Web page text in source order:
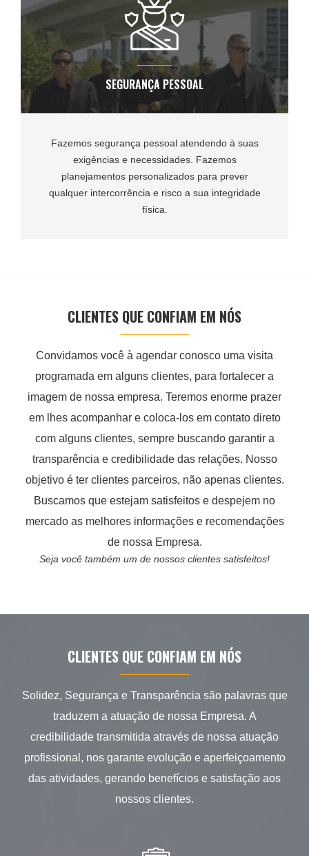
SEGURANÇA PESSOAL
Fazemos segurança pessoal atendendo à suas
exigências e necessidades. Fazemos
planejamentos personalizados para prever
qualquer intercorrência e risco a sua integridade
física.
CLIENTES QUE CONFIAM EM NÓS
Convidamos você à agendar conosco uma visita
programada em alguns clientes, para fortalecer a
imagem de nossa empresa. Teremos enorme prazer
em lhes acompanhar e coloca-los em contato direto
com alguns clientes, sempre buscando garantir a
transparência e credibilidade das relações. Nosso
objetivo é ter clientes parceiros, não apenas clientes.
Buscamos que estejam satisfeitos e despejem no
mercado as melhores informações e recomendações
de nossa Empresa.
Seja você também um de nossos clientes satisfeitos!
CLIENTES QUE CONFIAM EM NÓS
Solidez, Segurança e Transparência são palavras que
traduzem a atuação de nossa Empresa. A
credibilidade transmitida através de nossa atuação
profissional, nos garante evolução e aperfeiçoamento
das atividades, gerando benefícios e satisfação aos
nossos clientes.